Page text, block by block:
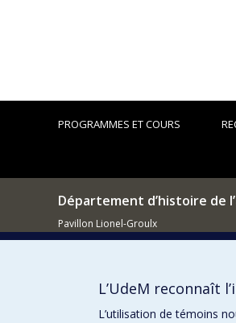
PROGRAMMES ET COURS
Département d’histoire de
Pavillon Lionel-Groulx
3150, rue Jean-Brillant
514 343-6111, poste 15482
L’UdeM reconnaît
L’utilisation de témoins